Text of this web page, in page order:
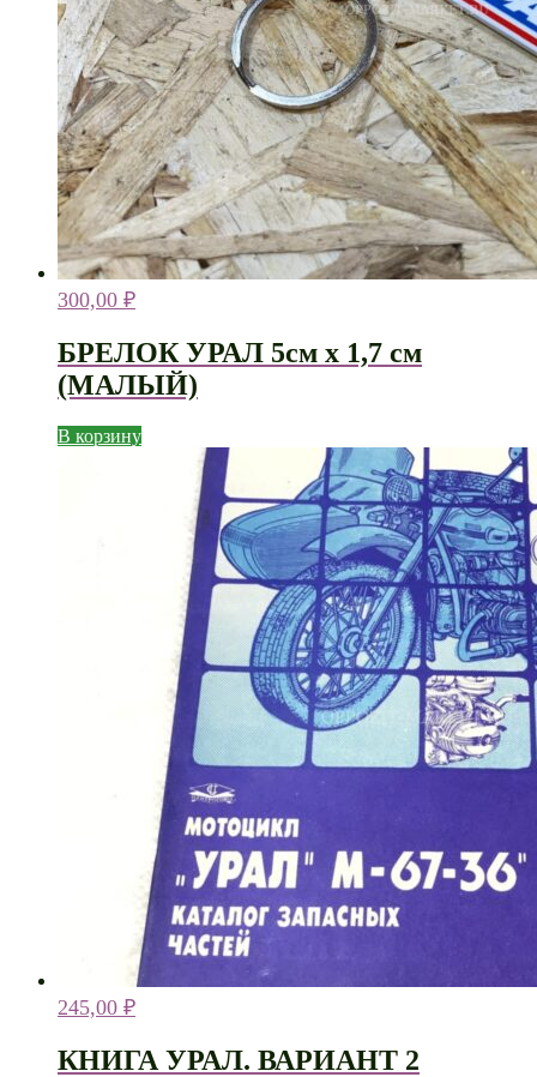
300,00 ₽
БРЕЛОК УРАЛ 5см х 1,7 см
(МАЛЫЙ)
В корзину
245,00 ₽
КНИГА УРАЛ. ВАРИАНТ 2